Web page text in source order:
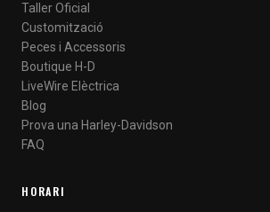
Taller Oficial
Customització
Peces i Accessoris
Boutique H-D
LiveWire Elèctrica
Blog
Prova una Harley-Davidson
FAQ
HORARI